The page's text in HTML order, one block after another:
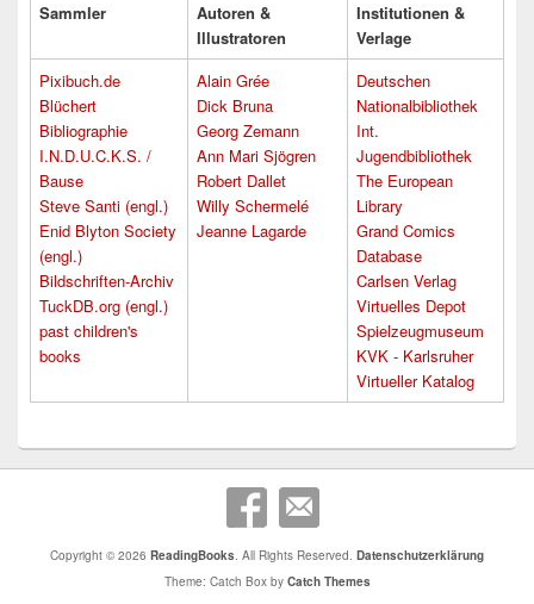
Sammler
Autoren &
Illustratoren
Institutionen &
Verlage
Pixibuch.de
Blüchert
Bibliographie
I.N.D.U.C.K.S. /
Bause
Steve Santi (engl.)
Enid Blyton Society
(engl.)
Bildschriften-Archiv
TuckDB.org (engl.)
past children's
books
Alain Grée
Dick Bruna
Georg Zemann
Ann Mari Sjögren
Robert Dallet
Willy Schermelé
Jeanne Lagarde
Deutschen
Nationalbibliothek
Int.
Jugendbibliothek
The European
Library
Grand Comics
Database
Carlsen Verlag
Virtuelles Depot
Spielzeugmuseum
KVK - Karlsruher
Virtueller Katalog
Copyright © 2026 ReadingBooks. All Rights Reserved. Datenschutzerklärung
Theme: Catch Box by Catch Themes